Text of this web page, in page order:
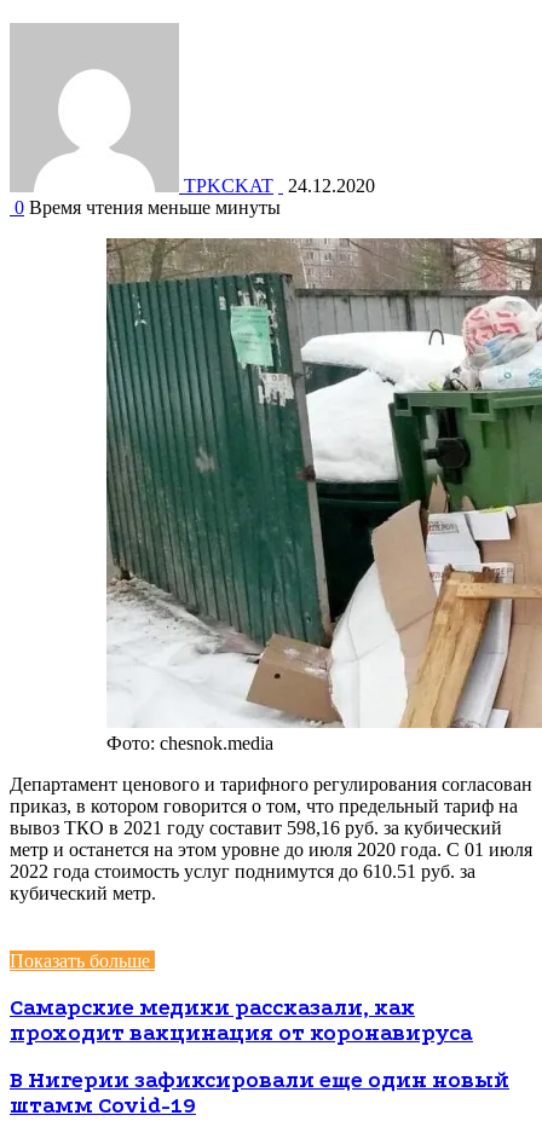
TPKCKAT
24.12.2020
0 Время чтения меньше минуты
Фото: chesnok.media
Департамент ценового и тарифного регулирования согласован
приказ, в котором говорится о том, что предельный тариф на
вывоз ТКО в 2021 году составит 598,16 руб. за кубический
метр и останется на этом уровне до июля 2020 года. С 01 июля
2022 года стоимость услуг поднимутся до 610.51 руб. за
кубический метр.
Показать больше
Самарские медики рассказали, как
проходит вакцинация от коронавируса
В Нигерии зафиксировали еще один новый
штамм Covid-19